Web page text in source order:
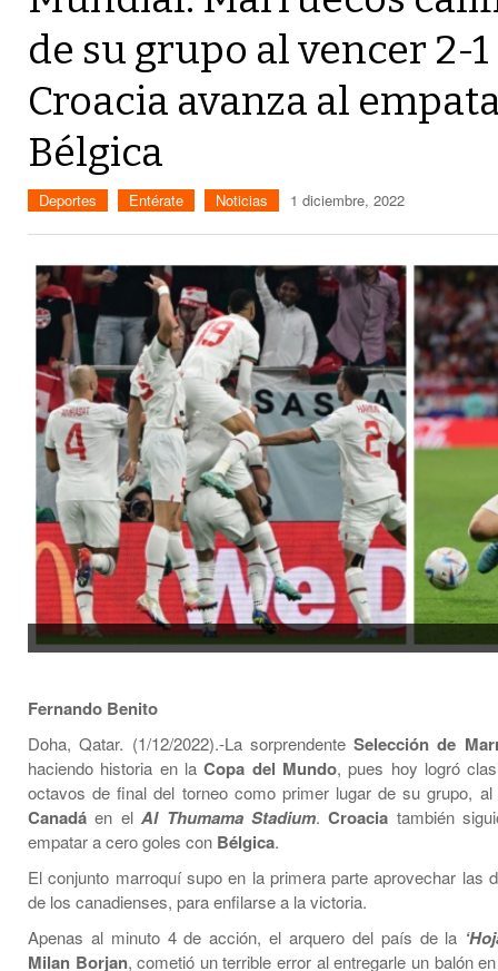
de su grupo al vencer 2-1
Croacia avanza al
Bélgica
Deportes Entérate Noticias 1 diciembre, 2022
Fernando Benito
Doha, Qatar. (1/12/2022).-La sorprendenteSelección de
haciendo historia en laCopa del Mundo, pues hoy logró
octavos de final del torneo como primer lugar de su grupo,
Canadá en elAl Thumama Stadium.Croacia también
empatar a cero goles con Bélgica.
El conjunto marroquí supo en la primera parte aprovechar las
de los canadienses, para enfilarse a la victoria.
Apenas al minuto 4 de acción, el arquero del país de la
Milan Borjan, cometió un terrible error al entregarle un balón